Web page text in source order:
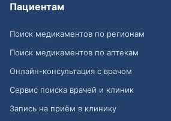
Пациентам
Поиск медикаментов по регионам
Поиск медикаментов по аптекам
Онлайн-консультация с врачом
Сервис поиска врачей и клиник
Запись на приём в клинику